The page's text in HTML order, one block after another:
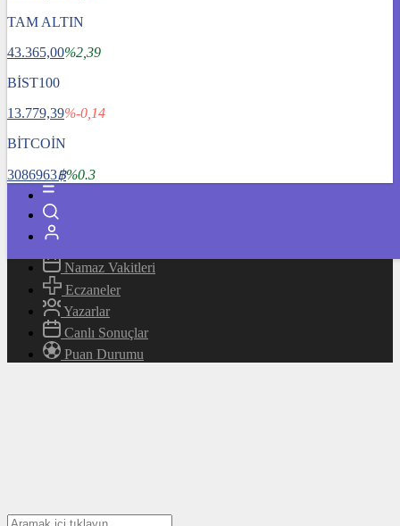
TAM ALTIN
43.365,00%2,39
BİST100
13.779,39%-0,14
BİTCOİN
3086963฿%0.3
Dünya
Spor
Magazin
Teknoloji
Bafra Rehberi
Namaz Vakitleri
Eczaneler
Yazarlar
Canlı Sonuçlar
Puan Durumu